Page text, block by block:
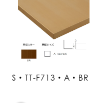
S・TT-F713・A・BR